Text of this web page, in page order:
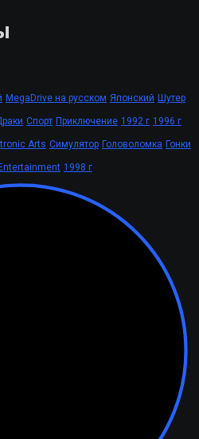
MegaDrive на русском Японский Шутер
Спорт Приключение 1992 г 1996 г
Arts Симулятор Головоломка Гонки
1998 г